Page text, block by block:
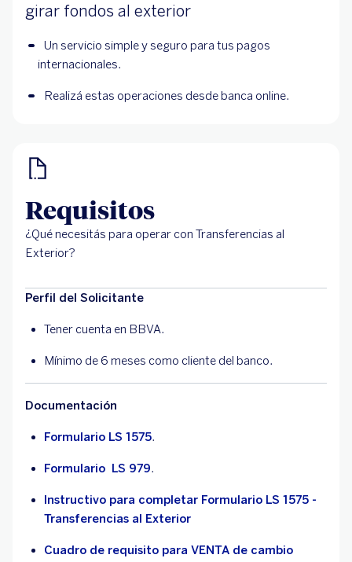
girar fondos al exterior
Un servicio simple y seguro para tus pagos
internacionales.
Realizá estas operaciones desde banca online.
Requisitos
¿Qué necesitás para operar con Transferencias al
Exterior?
Perfil del Solicitante
Tener cuenta en BBVA.
Mínimo de 6 meses como cliente del banco.
Documentación
Formulario LS 1575.
Formulario LS 979.
Instructivo para completar Formulario LS 1575 -
Transferencias al Exterior
Cuadro de requisito para VENTA de cambio